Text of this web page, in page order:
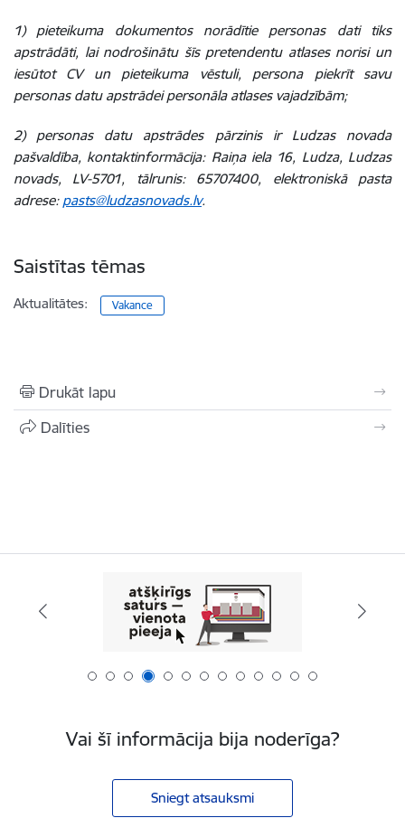
1) pieteikuma dokumentos norādītie personas dati tiks
apstrādāti, lai nodrošinātu šīs pretendentu atlases norisi un
iesūtot CV un pieteikuma vēstuli, persona piekrīt savu
personas datu apstrādei personāla atlases vajadzībām;
2) personas datu apstrādes pārzinis ir Ludzas novada
pašvaldība, kontaktinformācija: Raiņa iela 16, Ludza, Ludzas
novads, LV-5701, tālrunis: 65707400, elektroniskā pasta
adrese: pasts@ludzasnovads.lv.
Saistītas tēmas
Aktualitātes: Vakance
Drukāt lapu
Dalīties
Vai šī informācija bija noderīga?
Sniegt atsauksmi